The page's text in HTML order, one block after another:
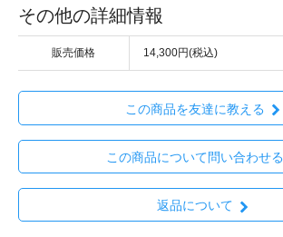
その他の詳細情報
販売価格 14,300円(税込)
この商品を友達に教える
この商品について問い合わせる
返品について